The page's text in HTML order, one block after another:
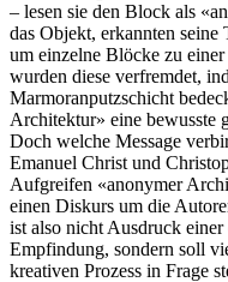
– lesen sie den Block als
das Objekt, erkannten seine
um einzelne Blöcke zu
wurden diese verfremdet,
Marmoranputzschicht
Architektur» eine bewusste
Doch welche Message
Emanuel Christ und
Aufgreifen «anonymer
einen Diskurs um die
ist also nicht Ausdruck
Empfindung, sondern soll
kreativen Prozess in Frage